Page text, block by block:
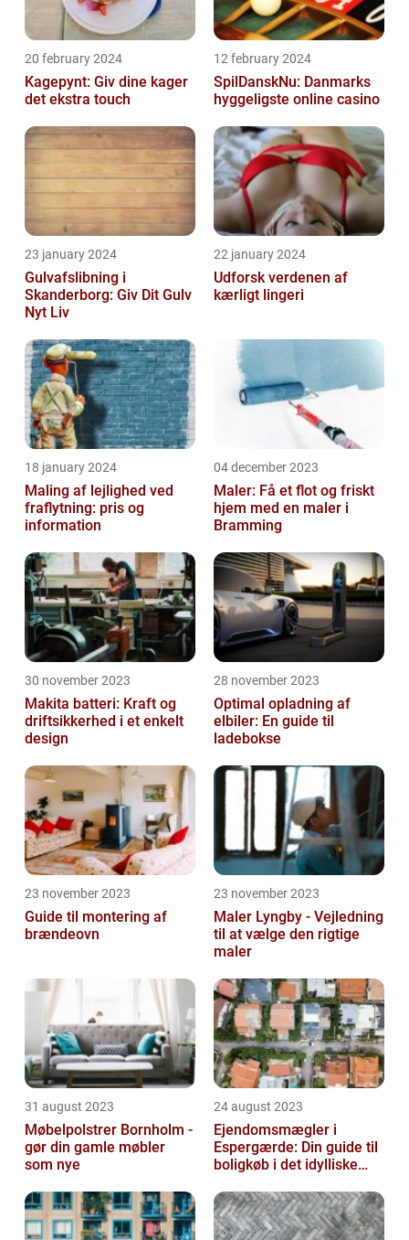
20 february 2024
Kagepynt: Giv dine kager
det ekstra touch
12 february 2024
SpilDanskNu: Danmarks
hyggeligste online casino
23 january 2024
Gulvafslibning i
Skanderborg: Giv Dit Gulv
Nyt Liv
22 january 2024
Udforsk verdenen af
kærligt lingeri
18 january 2024
Maling af lejlighed ved
fraflytning: pris og
information
04 december 2023
Maler: Få et flot og friskt
hjem med en maler i
Bramming
30 november 2023
Makita batteri: Kraft og
driftsikkerhed i et enkelt
design
28 november 2023
Optimal opladning af
elbiler: En guide til
ladebokse
23 november 2023
Guide til montering af
brændeovn
23 november 2023
Maler Lyngby - Vejledning
til at vælge den rigtige
maler
31 august 2023
Møbelpolstrer Bornholm -
gør din gamle møbler
som nye
24 august 2023
Ejendomsmægler i
Espergærde: Din guide til
boligkøb i det idylliske